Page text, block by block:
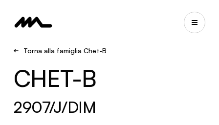
Torna alla famiglia Chet-B
CHET-B
2907/J/DIM